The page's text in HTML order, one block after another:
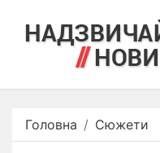
Головна Сюжети